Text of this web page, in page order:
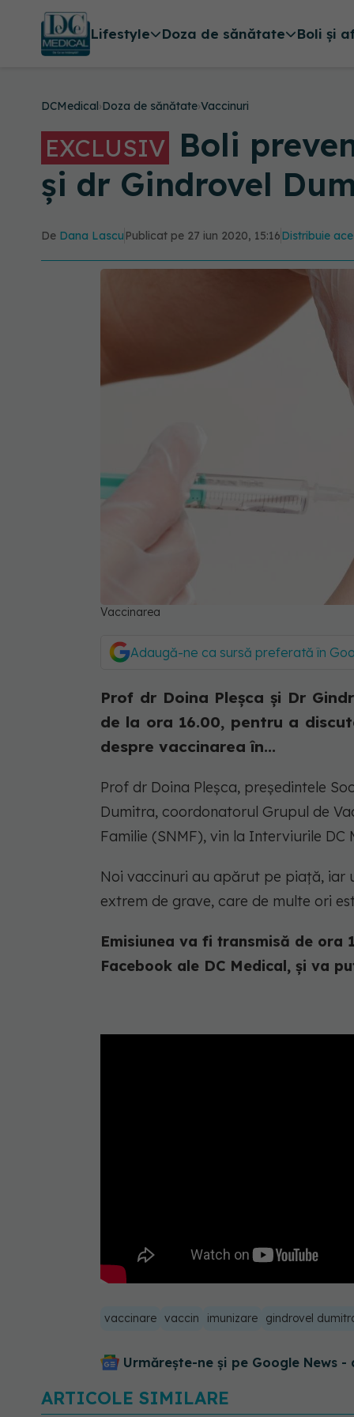
Lifestyle Doza de sănătate Boli și
DCMedical›Doza de sănătate›Vaccinuri
EXCLUSIV Boli
și dr Gindrovel
De Dana Lascu Publicat pe 27 iun 2020, 15:16Distribuie
Vaccinarea
Adaugă-ne ca sursă preferată în
Prof dr Doina Pleșca și Dr
de la ora 16.00, pentru a
despre vaccinarea în...
Prof dr Doina Pleșca, președintele
Dumitra, coordonatorul Grupul de
Familie (SNMF), vin la Interviurile
Noi vaccinuri au apărut pe piață, iar
extrem de grave, care de multe ori
Emisiunea va fi transmisă de ora
Facebook ale DC Medical, și va
vaccinare vaccin imunizare gindrovel
Urmărește-ne și pe Google News -
ARTICOLE SIMILARE